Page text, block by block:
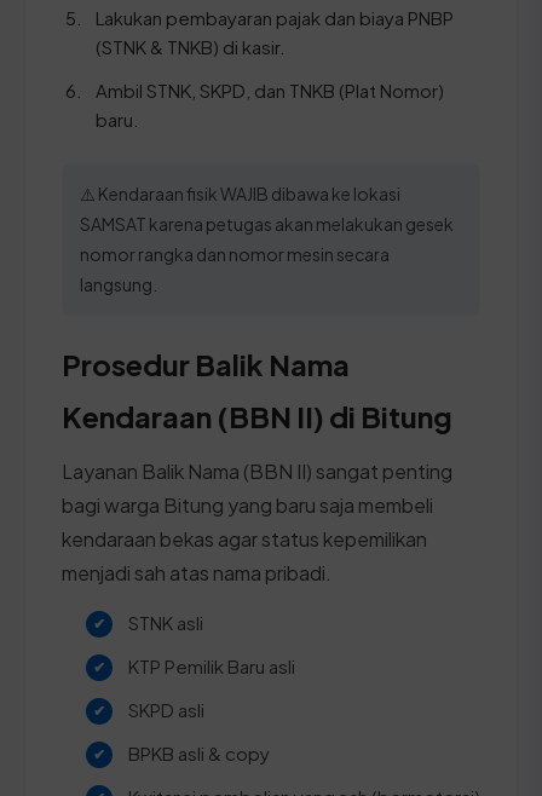
Lakukan pembayaran pajak dan biaya PNBP
(STNK & TNKB) di kasir.
Ambil STNK, SKPD, dan TNKB (Plat Nomor)
baru.
⚠️ Kendaraan fisik WAJIB dibawa ke lokasi
SAMSAT karena petugas akan melakukan gesek
nomor rangka dan nomor mesin secara
langsung.
Prosedur Balik Nama
Kendaraan (BBN II) di Bitung
Layanan Balik Nama (BBN II) sangat penting
bagi warga Bitung yang baru saja membeli
kendaraan bekas agar status kepemilikan
menjadi sah atas nama pribadi.
STNK asli
KTP Pemilik Baru asli
SKPD asli
BPKB asli & copy